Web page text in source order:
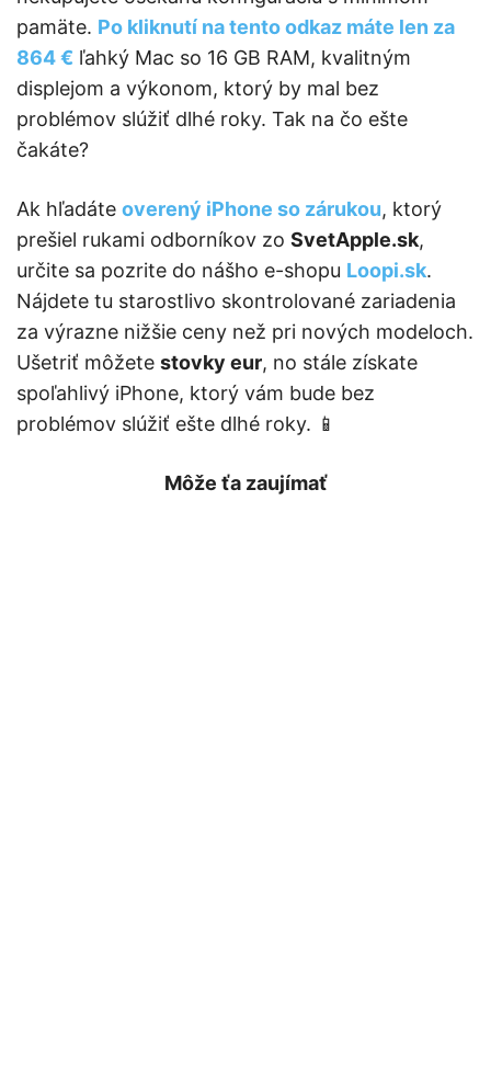
pamäte. Po kliknutí na tento odkaz máte len za
864 € ľahký Mac so 16 GB RAM, kvalitným
displejom a výkonom, ktorý by mal bez
problémov slúžiť dlhé roky. Tak na čo ešte
čakáte?
Ak hľadáte overený iPhone so zárukou, ktorý
prešiel rukami odborníkov zo SvetApple.sk,
určite sa pozrite do nášho e-shopu Loopi.sk.
Nájdete tu starostlivo skontrolované zariadenia
za výrazne nižšie ceny než pri nových modeloch.
Ušetriť môžete stovky eur, no stále získate
spoľahlivý iPhone, ktorý vám bude bez
problémov slúžiť ešte dlhé roky. 📱
Môže ťa zaujímať